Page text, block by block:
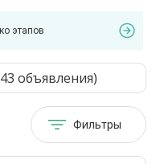
этапов
объявления)
Фильтры